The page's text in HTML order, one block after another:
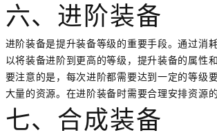
六、进阶装备
进阶装备是提升装备等级的重要手段。通过消
以将装备进阶到更高的等级，提升装备的属性
要注意的是，每次进阶都需要达到一定的等级
大量的资源。在进阶装备时需要合理安排资源的
七、合成装备